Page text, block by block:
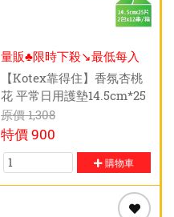
量販♣限時下殺↘️最低每入
$70元
【Kotex靠得住】香氛杏桃
花 平常日用護墊14.5cm*25
片-2包*12串/箱
原價1,308
特價900
購物車